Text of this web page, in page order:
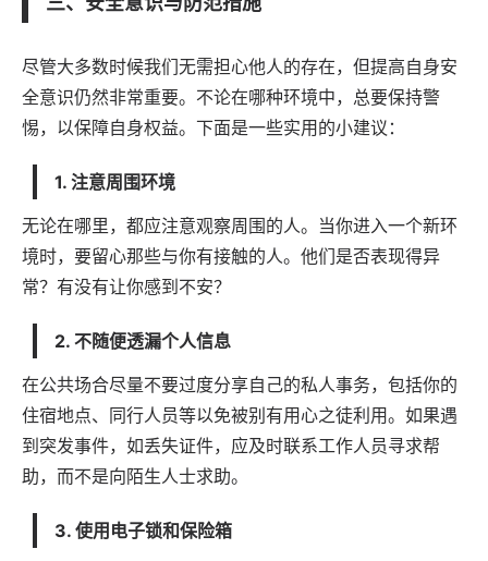
尽管大多数时候我们无需担心他人的存在，但提高自身安
全意识仍然非常重要。不论在哪种环境中，总要保持警
惕，以保障自身权益。下面是一些实用的小建议：
1. 注意周围环境
无论在哪里，都应注意观察周围的人。当你进入一个新环
境时，要留心那些与你有接触的人。他们是否表现得异
常？有没有让你感到不安？
2. 不随便透漏个人信息
在公共场合尽量不要过度分享自己的私人事务，包括你的
住宿地点、同行人员等以免被别有用心之徒利用。如果遇
到突发事件，如丢失证件，应及时联系工作人员寻求帮
助，而不是向陌生人士求助。
3. 使用电子锁和保险箱